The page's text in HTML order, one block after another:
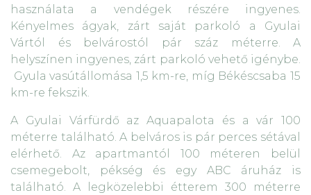
használata a vendégek részére ingyenes.
Kényelmes ágyak, zárt saját parkoló a Gyulai
Vártól és belvárostól pár száz méterre. A
helyszínen ingyenes, zárt parkoló vehető igénybe.
Gyula vasútállomása 1,5 km-re, míg Békéscsaba 15
km-re fekszik.
A Gyulai Várfürdő az Aquapalota és a vár 100
méterre található. A belváros is pár perces sétával
elérhető. Az apartmantól 100 méteren belül
csemegebolt, pékség és egy ABC áruház is
található. A legközelebbi étterem 300 méterre